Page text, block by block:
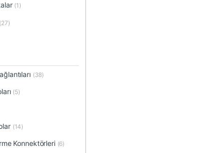
(1)
(27)
(38)
(5)
(14)
Konnektörleri (6)